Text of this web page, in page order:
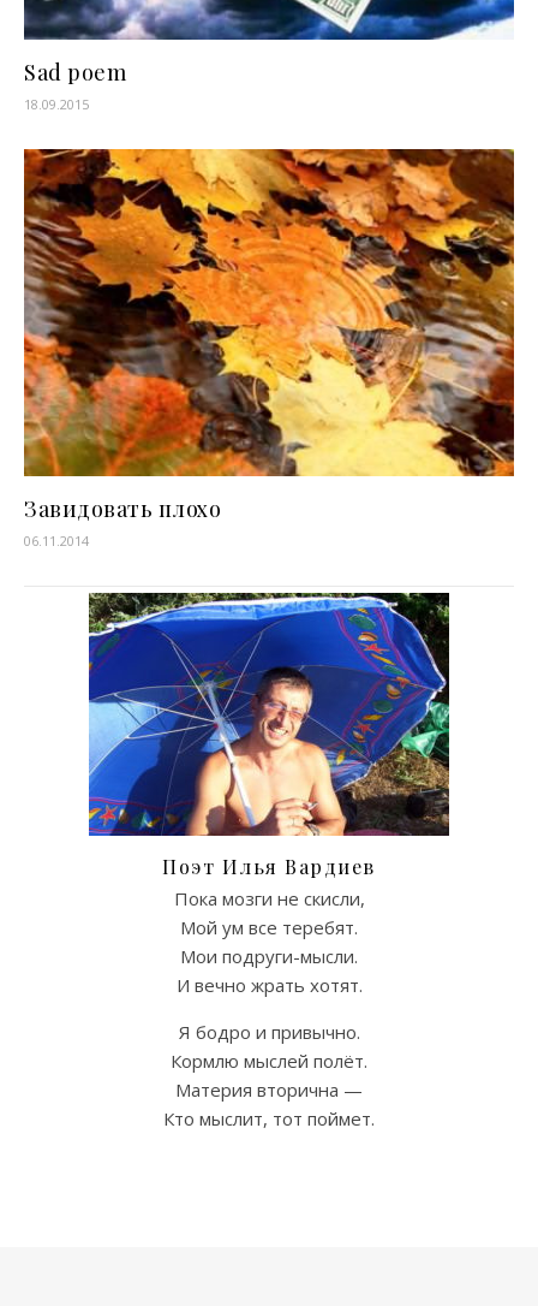
Sad poem
18.09.2015
Завидовать плохо
06.11.2014
Поэт Илья Вардиев
Пока мозги не скисли,
Мой ум все теребят.
Мои подруги-мысли.
И вечно жрать хотят.
Я бодро и привычно.
Кормлю мыслей полёт.
Материя вторична —
Кто мыслит, тот поймет.